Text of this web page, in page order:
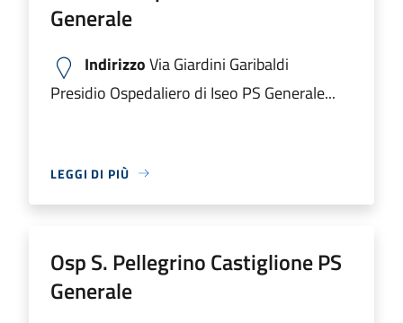
Generale
IndirizzoVia Giardini Garibaldi
Presidio Ospedaliero di Iseo PS Generale...
LEGGI DI PIÙ
Osp S. Pellegrino Castiglione PS
Generale